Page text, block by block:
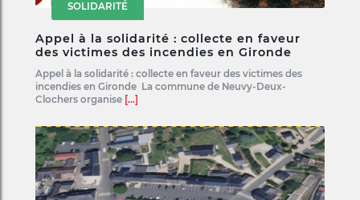
SOLIDARITÉ
Appel à la solidarité : collecte en faveur
des victimes des incendies en Gironde
Appel à la solidarité : collecte en faveur des victimes des
incendies en Gironde La commune de Neuvy-Deux-
Clochers organise [...]